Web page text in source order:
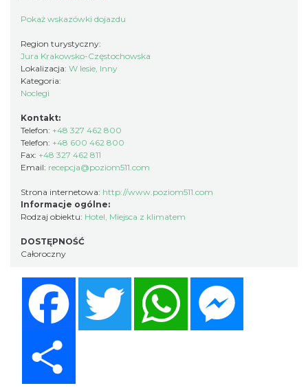
Pokaż wskazówki dojazdu
Region turystyczny:
Jura Krakowsko-Częstochowska
Lokalizacja: W lesie, Inny
Kategoria:
Noclegi
Kontakt:
Telefon: +48 327 462 800
Telefon: +48 600 462 800
Fax: +48 327 462 811
Email: recepcja@poziom511.com
Strona internetowa: http://www.poziom511.com
Informacje ogólne:
Rodzaj obiektu: Hotel Miejsca z klimatem
DOSTĘPNOŚĆ
Całoroczny
Twitter